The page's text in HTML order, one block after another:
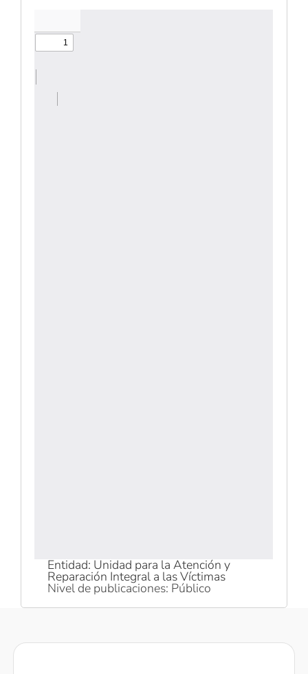
Entidad: Unidad para la Atención y
Reparación Integral a las Víctimas
Nivel de publicaciones: Público